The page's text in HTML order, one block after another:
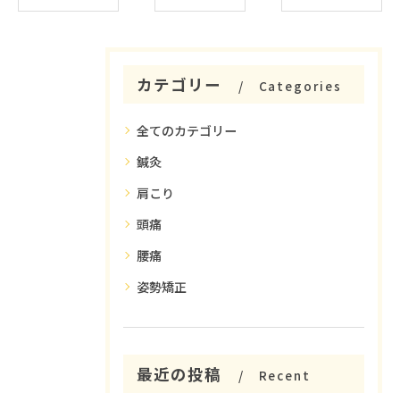
カテゴリー Categories
全てのカテゴリー
鍼灸
肩こり
頭痛
腰痛
姿勢矯正
最近の投稿
Recent